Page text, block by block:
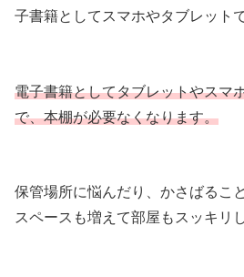
子書籍としてスマホやタブレット
電子書籍としてタブレットやスマ
で、本棚が必要なくなります。
保管場所に悩んだり、かさばるこ
スペースも増えて部屋もスッキリ